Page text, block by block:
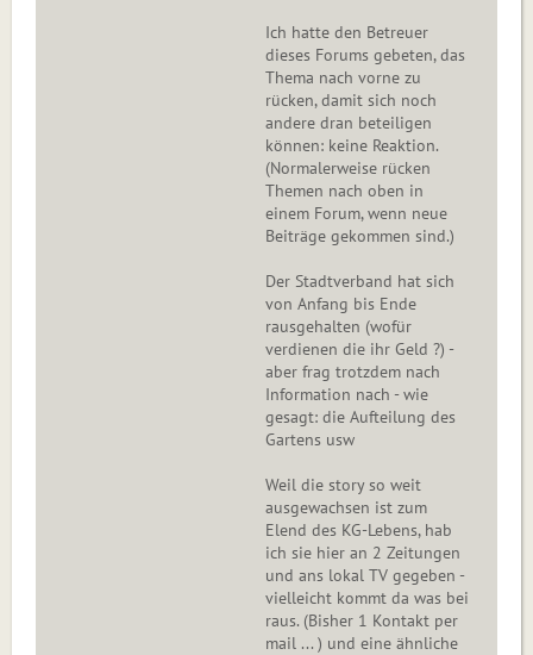
Ich hatte den Betreuer
dieses Forums gebeten, das
Thema nach vorne zu
rücken, damit sich noch
andere dran beteiligen
können: keine Reaktion.
(Normalerweise rücken
Themen nach oben in
einem Forum, wenn neue
Beiträge gekommen sind.)
Der Stadtverband hat sich
von Anfang bis Ende
rausgehalten (wofür
verdienen die ihr Geld ?) -
aber frag trotzdem nach
Information nach - wie
gesagt: die Aufteilung des
Gartens usw
Weil die story so weit
ausgewachsen ist zum
Elend des KG-Lebens, hab
ich sie hier an 2 Zeitungen
und ans lokal TV gegeben -
vielleicht kommt da was bei
raus. (Bisher 1 Kontakt per
mail ... ) und eine ähnliche